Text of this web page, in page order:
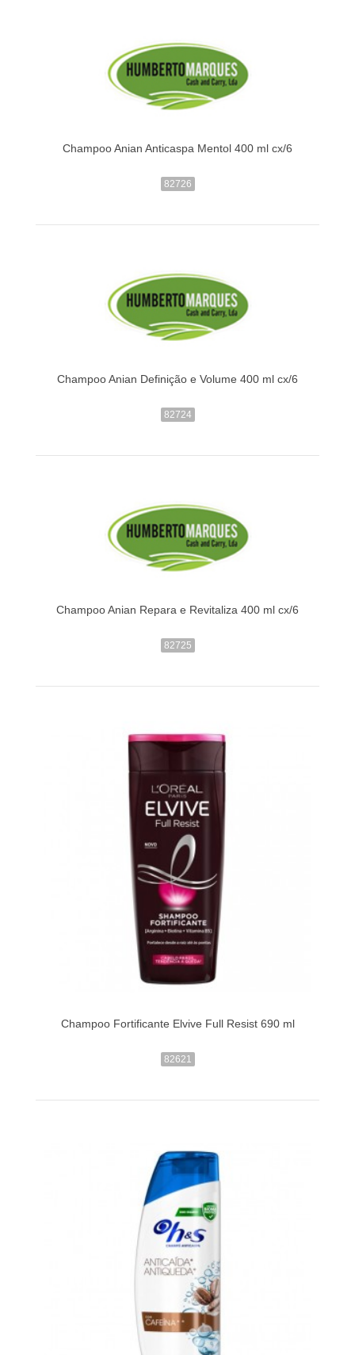
Champoo Anian Anticaspa Mentol 400 ml cx/6
82726
Champoo Anian Definição e Volume 400 ml cx/6
82724
Champoo Anian Repara e Revitaliza 400 ml cx/6
82725
Champoo Fortificante Elvive Full Resist 690 ml
82621